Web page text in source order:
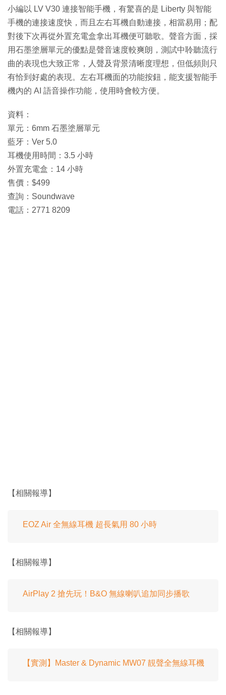
小編以 LV V30 連接智能手機，有驚喜的是 Liberty 與智能
手機的連接速度快，而且左右耳機自動連接，相當易用；配
對後下次再從外置充電盒拿出耳機便可聽歌。聲音方面，採
用石墨塗層單元的優點是聲音速度較爽朗，測試中聆聽流行
曲的表現也大致正常，人聲及背景清晰度理想，但低頻則只
有恰到好處的表現。左右耳機面的功能按鈕，能支援智能手
機內的 AI 語音操作功能，使用時會較方便。
資料：
單元：6mm 石墨塗層單元
藍牙：Ver 5.0
耳機使用時間：3.5 小時
外置充電盒：14 小時
售價：$499
查詢：Soundwave
電話：2771 8209
【相關報導】
EOZ Air 全無線耳機 超長氣用 80 小時
【相關報導】
AirPlay 2 搶先玩！B&O 無線喇叭追加同步播歌
【相關報導】
【實測】Master & Dynamic MW07 靚聲全無線耳機